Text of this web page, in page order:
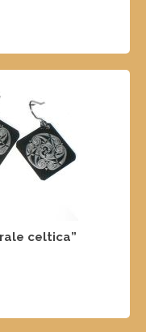
celtica”